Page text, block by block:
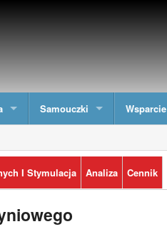
Samouczki Wsparcie
I Stymulacja Analiza Cennik